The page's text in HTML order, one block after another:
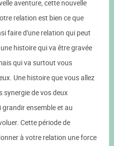
aventure, cette nouvelle
relation est bien ce que
faire d'une relation qui peut
histoire qui va être gravée
qui va surtout vous
Une histoire que vous allez
synergie de vos deux
ensemble et au
Cette période de
à votre relation une force